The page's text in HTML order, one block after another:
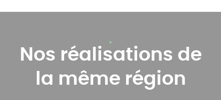
Nos réalisations de
la même région